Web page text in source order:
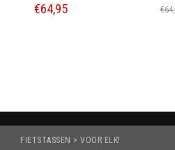
€64,95
FIETSTASSEN > VOOR ELK!